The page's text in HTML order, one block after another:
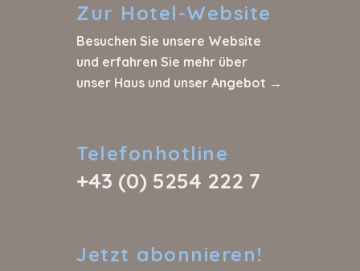
Zur Hotel-Website
Besuchen Sie unsere Website
und erfahren Sie mehr über
unser Haus und unser Angebot →
Telefonhotline
+43 (0) 5254 222 7
Jetzt abonnieren!